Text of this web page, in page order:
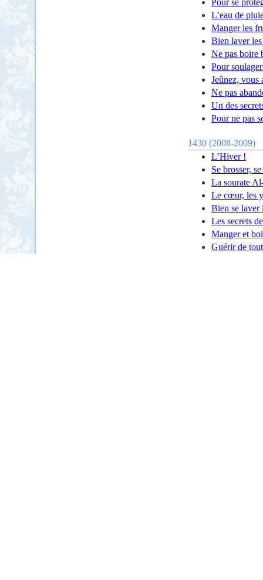
L’eau de
Manger les
Bien laver
Ne pas boire
Pour
Jeûnez, vous
Ne pas
Un des
Pour ne pas
1430 (2008-2009)
L’Hiver !
Se brosser,
La sourate
Le cœur, les
Bien se laver
Les secrets
Manger et
Guérir de